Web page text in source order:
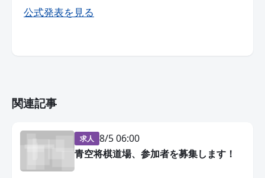
公式発表を見る
関連記事
求人
8/5 06:00
青空将棋道場、参加者を募集します！